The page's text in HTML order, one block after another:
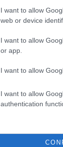
I want to allow
web or device
I want to allow
or app.
I want to allow
I want to allow
authentication